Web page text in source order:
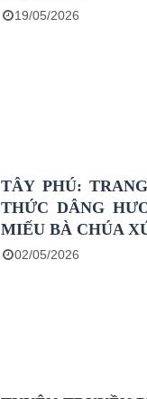
19/05/2026
TÂY PHÚ:
THỨC DÂNG
MIẾU BÀ CHÚA
02/05/2026